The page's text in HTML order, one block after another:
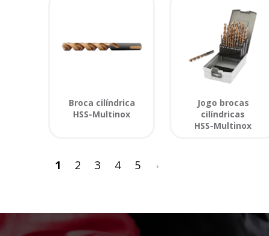
Broca cilíndrica
HSS-Multinox
Jogo brocas
cilíndricas
HSS-Multinox
1 2 3 4 5